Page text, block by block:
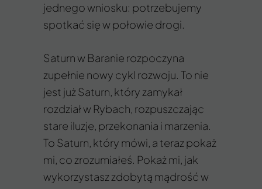
jednego wniosku: potrzebujemy
spotkać się w połowie drogi.
Saturn w Baranie rozpoczyna
zupełnie nowy cykl rozwoju. To nie
jest już Saturn, który zamykał
rozdział w Rybach, rozpuszczając
stare iluzje, przekonania i marzenia.
To Saturn, który mówi, a teraz pokaż
mi, co zrozumiałeś. Pokaż mi, jak
wykorzystasz zdobytą mądrość w